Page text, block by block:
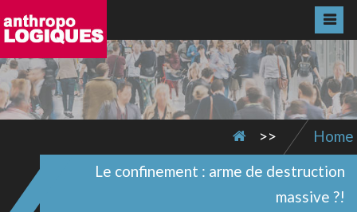
>>
Home
Le confinement : arme de destruction
massive ?!